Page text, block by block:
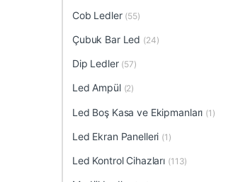
Cob Ledler (55)
Çubuk Bar Led (24)
Dip Ledler (57)
Led Ampül (2)
Led Boş Kasa ve Ekipmanları (1)
Led Ekran Panelleri (1)
Led Kontrol Cihazları (113)